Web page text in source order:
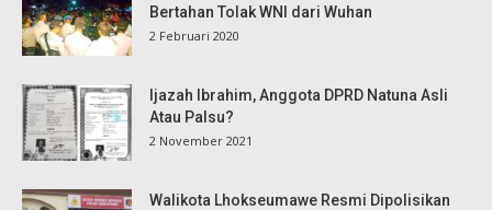
Bertahan Tolak WNI dari Wuhan
2 Februari 2020
Ijazah Ibrahim, Anggota DPRD Natuna Asli
Atau Palsu?
2 November 2021
Walikota Lhokseumawe Resmi Dipolisikan